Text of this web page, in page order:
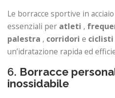
Le borracce sportive in
essenziali per atleti ,
palestra , corridori e ciclisti
un’idratazione rapida ed
6. Borracce
inossidabile